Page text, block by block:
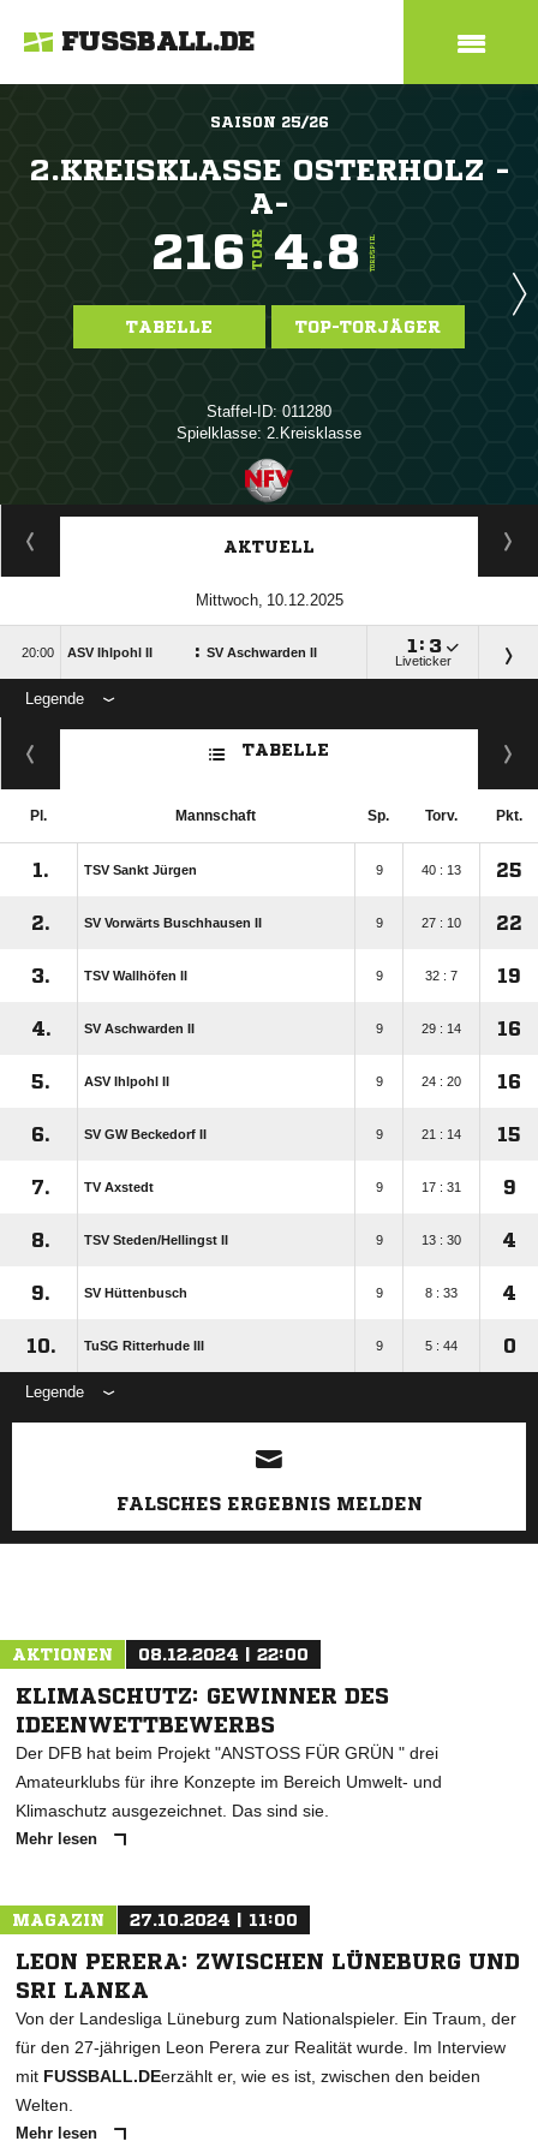
FUSSBALL.DE
SAISON 25/26
2.KREISKLASSE OSTERHOLZ -
A-
216 TORE 4.8 TORE/SPIEL
TABELLE TOP-TORJÄGER
Staffel-ID: 011280
Spielklasse: 2.Kreisklasse
ANZEIGE
AKTUELL
 
 ASV Ihlpohl II : SV Aschwarden II  : 
Liveticker
Legende
ANZEIGE
TABELLE
Pl. Mannschaft Sp. Torv. Pkt.
1. TSV Sankt Jürgen 9 40 : 13 25
2. SV Vorwärts Buschhausen II 9 27 : 10 22
3. TSV Wallhöfen II 9 32 : 7 19
4. SV Aschwarden II 9 29 : 14 16
5. ASV Ihlpohl II 9 24 : 20 16
6. SV GW Beckedorf II 9 21 : 14 15
7. TV Axstedt 9 17 : 31 9
8. TSV Steden/​Hellingst II 9 13 : 30 4
9. SV Hüttenbusch 9 8 : 33 4
10. TuSG Ritterhude III 9 5 : 44 0
Legende
ANZEIGE
FALSCHES ERGEBNIS MELDEN
AKTIONEN 08.12.2024 | 22:00
KLIMASCHUTZ: GEWINNER DES
IDEENWETTBEWERBS
Der DFB hat beim Projekt "ANSTOSS FÜR GRÜN " drei
Amateurklubs für ihre Konzepte im Bereich Umwelt- und
Klimaschutz ausgezeichnet. Das sind sie.
Mehr lesen
MAGAZIN 27.10.2024 | 11:00
LEON PERERA: ZWISCHEN LÜNEBURG UND
SRI LANKA
Von der Landesliga Lüneburg zum Nationalspieler. Ein Traum, der
für den 27-jährigen Leon Perera zur Realität wurde. Im Interview
mit FUSSBALL.DEerzählt er, wie es ist, zwischen den beiden
Welten.
Mehr lesen